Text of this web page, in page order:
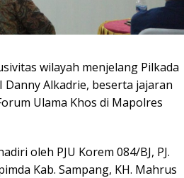
wilayah menjelang Pilkada
Alkadrie, beserta jajaran
Ulama Khos di Mapolres
oleh PJU Korem 084/BJ, PJ.
Kab. Sampang, KH. Mahrus